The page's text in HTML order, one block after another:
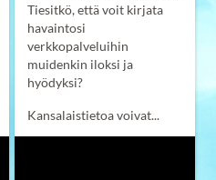
Tiesitkö, että voit kirjata
havaintosi
verkkopalveluihin
muidenkin iloksi ja
hyödyksi?
Kansalaistietoa voivat...